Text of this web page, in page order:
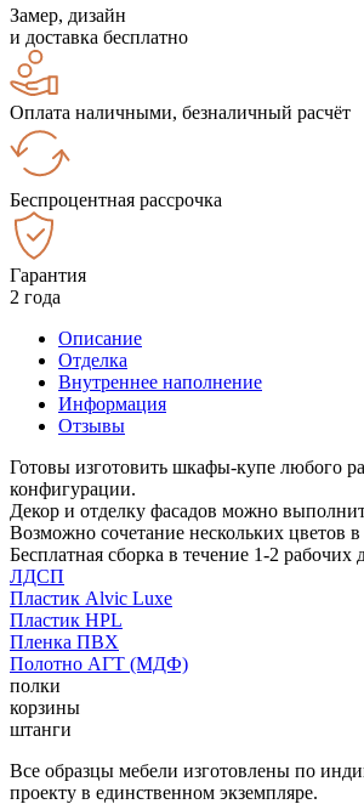
Замер, дизайн
и доставка бесплатно
Оплата наличными, безналичный расчёт
Беспроцентная рассрочка
Гарантия
2 года
Описание
Отделка
Внутреннее наполнение
Информация
Отзывы
Готовы изготовить шкафы-купе любого
конфигурации.
Декор и отделку фасадов можно
Возможно сочетание нескольких цветов
Бесплатная сборка в течение 1-2 рабочих
ЛДСП
Пластик Alvic Luxe
Пластик HPL
Пленка ПВХ
Полотно АГТ (МДФ)
полки
корзины
штанги
Все образцы мебели изготовлены по
проекту в единственном экземпляре.